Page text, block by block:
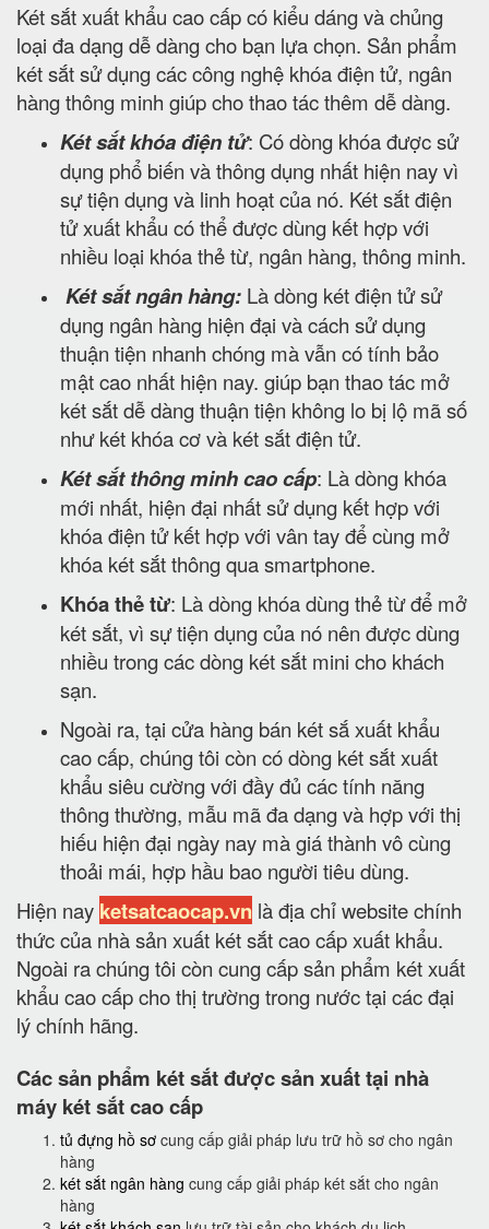
Két sắt xuất khẩu cao cấp có kiểu dáng và chủng
loại đa dạng dễ dàng cho bạn lựa chọn. Sản phẩm
két sắt sử dụng các công nghệ khóa điện tử, ngân
hàng thông minh giúp cho thao tác thêm dễ dàng.
Két sắt khóa điện tử: Có dòng khóa được sử
dụng phổ biến và thông dụng nhất hiện nay vì
sự tiện dụng và linh hoạt của nó. Két sắt điện
tử xuất khẩu có thể được dùng kết hợp với
nhiều loại khóa thẻ từ, ngân hàng, thông minh.
Két sắt ngân hàng: Là dòng két điện tử sử
dụng ngân hàng hiện đại và cách sử dụng
thuận tiện nhanh chóng mà vẫn có tính bảo
mật cao nhất hiện nay. giúp bạn thao tác mở
két sắt dễ dàng thuận tiện không lo bị lộ mã số
như két khóa cơ và két sắt điện tử.
Két sắt thông minh cao cấp: Là dòng khóa
mới nhất, hiện đại nhất sử dụng kết hợp với
khóa điện tử kết hợp với vân tay để cùng mở
khóa két sắt thông qua smartphone.
Khóa thẻ từ: Là dòng khóa dùng thẻ từ để mở
két sắt, vì sự tiện dụng của nó nên được dùng
nhiều trong các dòng két sắt mini cho khách
sạn.
Ngoài ra, tại cửa hàng bán két sắ xuất khẩu
cao cấp, chúng tôi còn có dòng két sắt xuất
khẩu siêu cường với đầy đủ các tính năng
thông thường, mẫu mã đa dạng và hợp với thị
hiếu hiện đại ngày nay mà giá thành vô cùng
thoải mái, hợp hầu bao người tiêu dùng.
Hiện nay ketsatcaocap.vn là địa chỉ website chính
thức của nhà sản xuất két sắt cao cấp xuất khẩu.
Ngoài ra chúng tôi còn cung cấp sản phẩm két xuất
khẩu cao cấp cho thị trường trong nước tại các đại
lý chính hãng.
Các sản phẩm két sắt được sản xuất tại nhà
máy két sắt cao cấp
tủ đựng hồ sơ cung cấp giải pháp lưu trữ hồ sơ cho ngân
hàng
két sắt ngân hàng cung cấp giải pháp két sắt cho ngân
hàng